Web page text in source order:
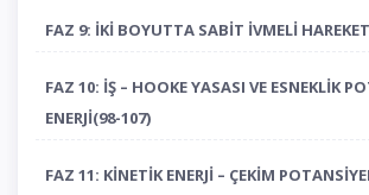
FAZ 9: İKİ BOYUTTA SABİT İVMELİ
FAZ 10: İŞ – HOOKE YASASI VE ESNEKLİK
ENERJİ(98-107)
FAZ 11: KİNETİK ENERJİ – ÇEKİM